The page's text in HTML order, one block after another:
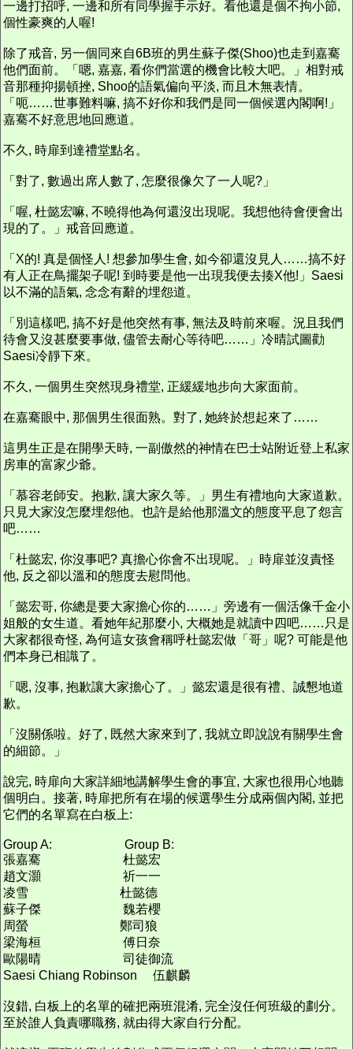
一邊打招呼, 一邊和所有同學握手示好。看他還是個不拘小節,
個性豪爽的人喔!
除了戒音, 另一個同來自6B班的男生蘇子傑(Shoo)也走到嘉騫
他們面前。「嗯, 嘉嘉, 看你們當選的機會比較大吧。」相對戒
音那種抑揚頓挫, Shoo的語氣偏向平淡, 而且木無表情。
「呃……世事難料嘛, 搞不好你和我們是同一個候選內閣啊!」
嘉騫不好意思地回應道。
不久, 時扉到達禮堂點名。
「對了, 數過出席人數了, 怎麼很像欠了一人呢?」
「喔, 杜懿宏嘛, 不曉得他為何還沒出現呢。我想他待會便會出
現的了。」戒音回應道。
「X的! 真是個怪人! 想參加學生會, 如今卻還沒見人……搞不好
有人正在鳥擺架子呢! 到時要是他一出現我便去揍X他!」Saesi
以不滿的語氣, 念念有辭的埋怨道。
「別這樣吧, 搞不好是他突然有事, 無法及時前來喔。況且我們
待會又沒甚麼要事做, 儘管去耐心等待吧……」冷晴試圖勸
Saesi冷靜下來。
不久, 一個男生突然現身禮堂, 正緩緩地步向大家面前。
在嘉騫眼中, 那個男生很面熟。對了, 她終於想起來了……
這男生正是在開學天時, 一副傲然的神情在巴士站附近登上私家
房車的富家少爺。
「慕容老師安。抱歉, 讓大家久等。」男生有禮地向大家道歉。
只見大家沒怎麼埋怨他。也許是給他那溫文的態度平息了怨言
吧……
「杜懿宏, 你沒事吧? 真擔心你會不出現呢。」時扉並沒責怪
他, 反之卻以溫和的態度去慰問他。
「懿宏哥, 你總是要大家擔心你的……」旁邊有一個活像千金小
姐般的女生道。看她年紀那麼小, 大概她是就讀中四吧……只是
大家都很奇怪, 為何這女孩會稱呼杜懿宏做「哥」呢? 可能是他
們本身已相識了。
「嗯, 沒事, 抱歉讓大家擔心了。」懿宏還是很有禮、誠懇地道
歉。
「沒關係啦。好了, 既然大家來到了, 我就立即說說有關學生會
的細節。」
說完, 時扉向大家詳細地講解學生會的事宜, 大家也很用心地聽
個明白。接著, 時扉把所有在場的候選學生分成兩個內閣, 並把
它們的名單寫在白板上:
Group A: Group B:
張嘉騫 杜懿宏
趙文灝 祈一一
凌雪 杜懿德
蘇子傑 魏若櫻
周螢 鄭司狼
梁海桓 傅日奈
歐陽晴 司徒御流
Saesi Chiang Robinson 伍麒麟
沒錯, 白板上的名單的確把兩班混淆, 完全沒任何班級的劃分。
至於誰人負責哪職務, 就由得大家自行分配。